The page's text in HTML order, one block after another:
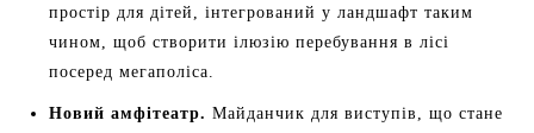
простір для дітей, інтегрований у ландшафт таким
чином, щоб створити ілюзію перебування в лісі
посеред мегаполіса.
Новий амфітеатр. Майданчик для виступів, що стане